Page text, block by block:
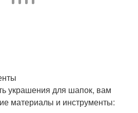
украшения для шапок, вам
материалы и инструменты: